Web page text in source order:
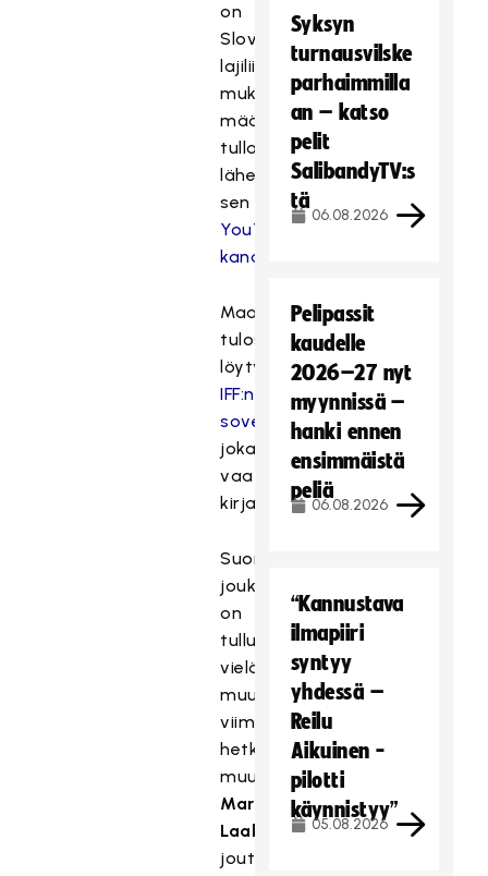
on
Slovakian
lajiliiton
mukaan
määrä
tulla
lähetyksiä
sen
YouTube-
kanavalle
Maaotteluiden
tulospalvelut
löytyvät
IFF:n
sovelluksesta,
joka
vaatii
kirjautumisen.
Suomen
joukkueisiin
on
tullut
vielä
muutamia
viime
hetken
muutoksia.
Markus
Laakso
joutuu
Syksyn
turnausvilske
parhaimmilla
an – katso
pelit
SalibandyTV:s
tä
06.08.2026
Pelipassit
kaudelle
2026–27 nyt
myynnissä –
hanki ennen
ensimmäistä
peliä
06.08.2026
“Kannustava
ilmapiiri
syntyy
yhdessä –
Reilu
Aikuinen -
pilotti
käynnistyy”
05.08.2026